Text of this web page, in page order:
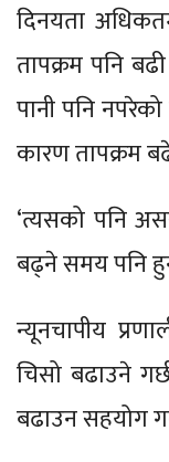
दिनयता
तापक्रम पनि
पानी पनि
कारण तापक्रम
‘त्यसको पनि
बढ्ने समय पनि
न्यूनचापीय
चिसो बढाउने
बढाउन सहयोग